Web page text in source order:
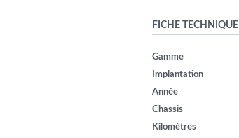
FICHE TECHNIQUE
Gamme
Implantation
Année
Chassis
Kilomètres